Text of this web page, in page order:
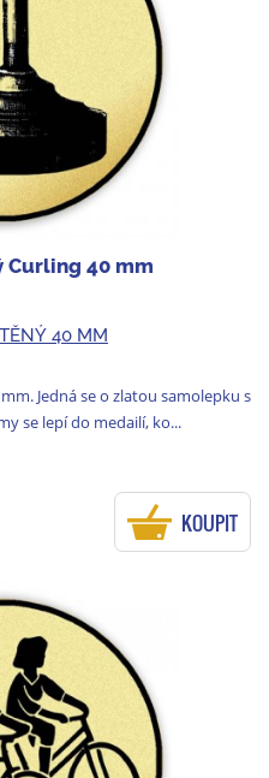
Curling 40 mm
40 MM
Jedná se o zlatou samolepku s
se lepí do medailí, ko...
KOUPIT